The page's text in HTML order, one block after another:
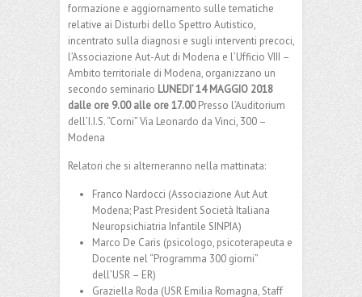
formazione e aggiornamento sulle tematiche
relative ai Disturbi dello Spettro Autistico,
incentrato sulla diagnosi e sugli interventi precoci,
l’Associazione Aut-Aut di Modena e l’Ufficio VIII –
Ambito territoriale di Modena, organizzano un
secondo seminario LUNEDI’ 14 MAGGIO 2018
dalle ore 9.00 alle ore 17.00Presso l’Auditorium
dell’I.I.S. “Corni” Via Leonardo da Vinci, 300 –
Modena
Relatori che si alterneranno nella mattinata:
Franco Nardocci (Associazione Aut Aut
Modena; Past President Società Italiana
Neuropsichiatria Infantile SINPIA)
Marco De Caris (psicologo, psicoterapeuta e
Docente nel “Programma 300 giorni”
dell’USR – ER)
Graziella Roda (USR Emilia Romagna, Staff